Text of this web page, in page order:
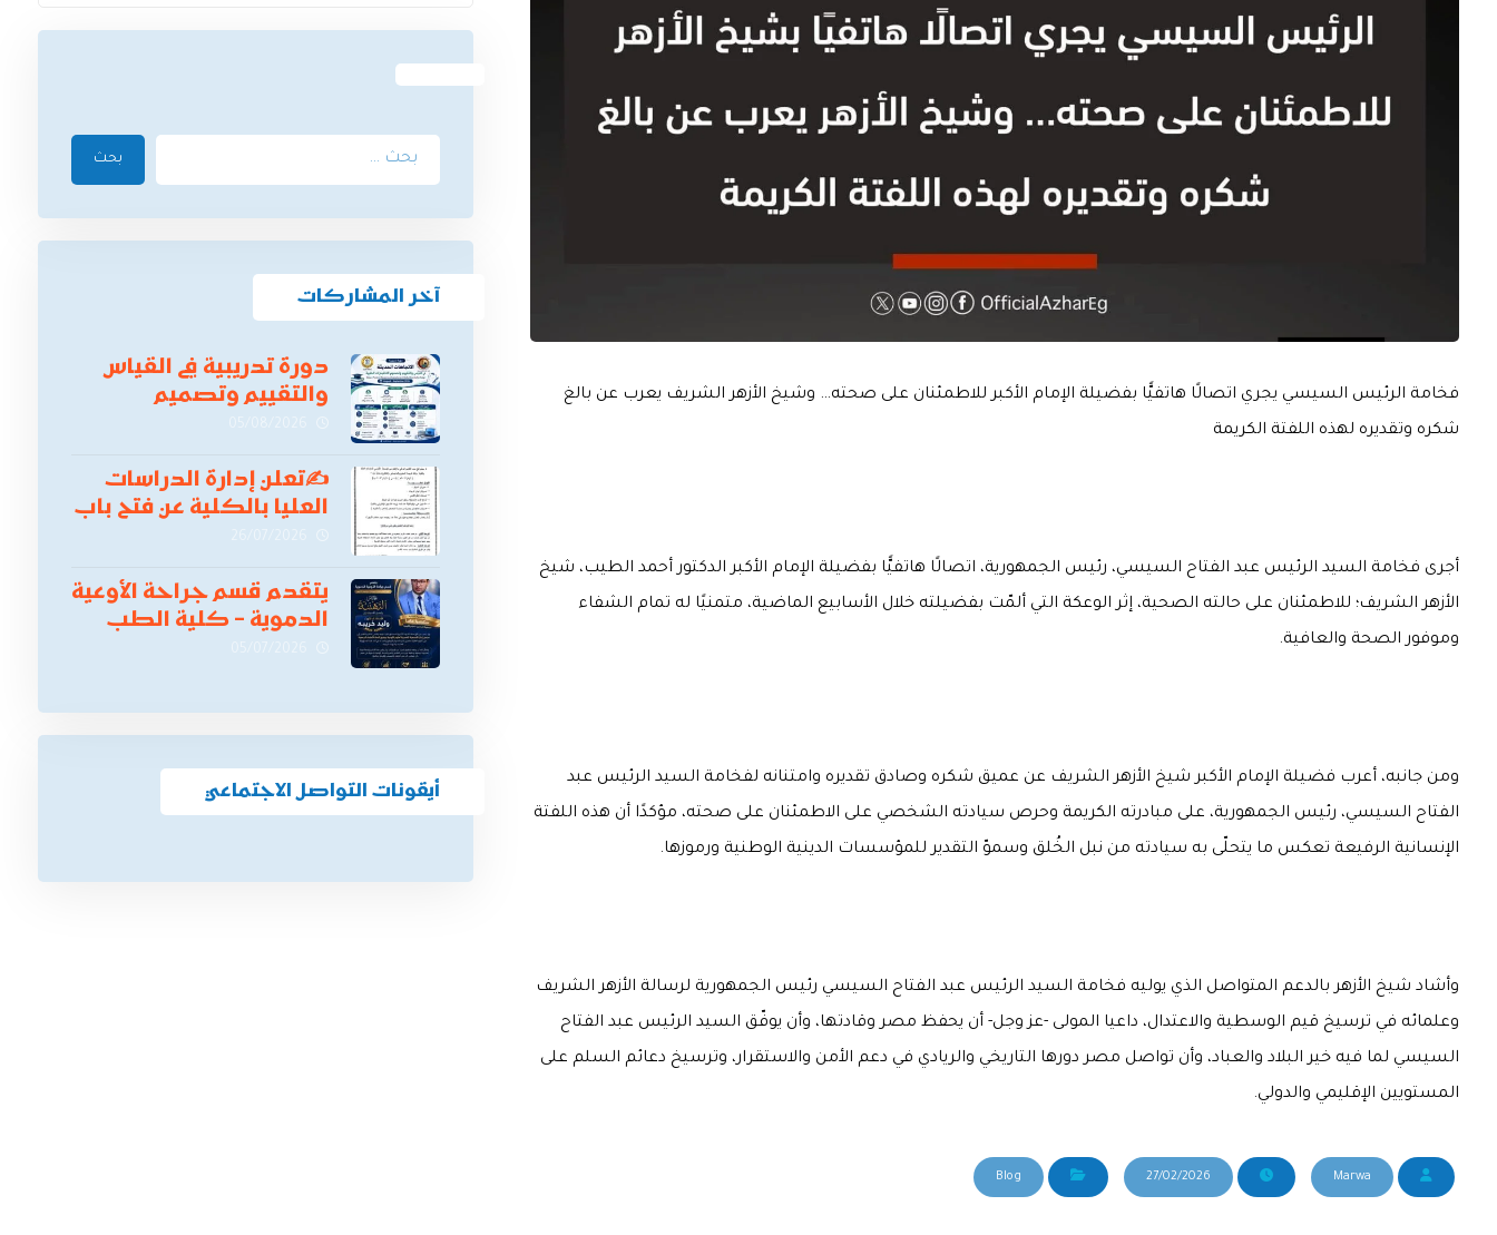
فخامة الرئيس السيسي يجري اتصالًا هاتفيًّا بفضيلة الإمام الأكبر للاطمئنان على صحته… وشيخ الأزهر الشريف يعرب عن بالغ
شكره وتقديره لهذه اللفتة الكريمة
أجرى فخامة السيد الرئيس عبد الفتاح السيسي، رئيس الجمهورية، اتصالًا هاتفيًّا بفضيلة الإمام الأكبر الدكتور أحمد الطيب، شيخ
الأزهر الشريف؛ للاطمئنان على حالته الصحية، إثر الوعكة التي ألمّت بفضيلته خلال الأسابيع الماضية، متمنيًا له تمام الشفاء
وموفور الصحة والعافية.
ومن جانبه، أعرب فضيلة الإمام الأكبر شيخ الأزهر الشريف عن عميق شكره وصادق تقديره وامتنانه لفخامة السيد الرئيس عبد
الفتاح السيسي، رئيس الجمهورية، على مبادرته الكريمة وحرص سيادته الشخصي على الاطمئنان على صحته، مؤكدًا أن هذه اللفتة
الإنسانية الرفيعة تعكس ما يتحلّى به سيادته من نبل الخُلق وسموّ التقدير للمؤسسات الدينية الوطنية ورموزها.
وأشاد شيخ الأزهر بالدعم المتواصل الذي يوليه فخامة السيد الرئيس عبد الفتاح السيسي رئيس الجمهورية لرسالة الأزهر الشريف
وعلمائه في ترسيخ قيم الوسطية والاعتدال، داعيا المولى -عز وجل- أن يحفظ مصر وقادتها، وأن يوفّق السيد الرئيس عبد الفتاح
السيسي لما فيه خير البلاد والعباد، وأن تواصل مصر دورها التاريخي والريادي في دعم الأمن والاستقرار، وترسيخ دعائم السلم على
المستويين الإقليمي والدولي.
Marwa
27/02/2026
Blog
بحث
آخر المشاركات
دورة تدريبية في القياس
والتقييم وتصميم
✍تعلن إدارة الدراسات
العليا بالكلية عن فتح باب
أكتوبر 2026،
يتقدم قسم جراحة الأوعية
الدموية – كلية الطب
الأستاذ الدكتور/ وليد
أيقونات التواصل الاجتماعي